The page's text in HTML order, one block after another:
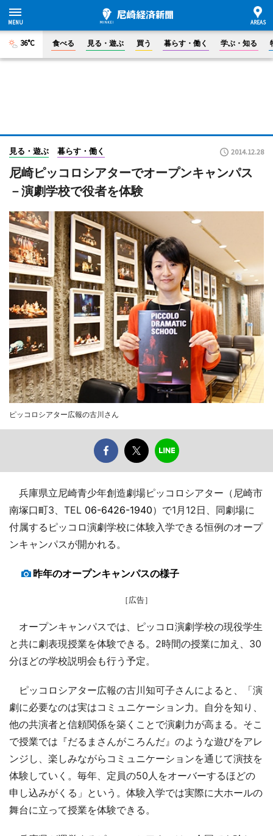
36°C 食べる 見る・遊ぶ 買う 暮らす・働く 学ぶ・知る
見る・遊ぶ 暮らす・働く 2014.12.28
尼崎ピッコロシアターでオープンキャンパス
－演劇学校で役者を体験
ピッコロシアター広報の古川さん
兵庫県立尼崎青少年創造劇場ピッコロシアター（尼崎市
南塚口町3、TEL 06-6426-1940）で1月12日、同劇場に
付属するピッコロ演劇学校に体験入学できる恒例のオープ
ンキャンパスが開かれる。
昨年のオープンキャンパスの様子
［広告］
オープンキャンパスでは、ピッコロ演劇学校の現役学生
と共に劇表現授業を体験できる。2時間の授業に加え、30
分ほどの学校説明会も行う予定。
ピッコロシアター広報の古川知可子さんによると、「演
劇に必要なのは実はコミュニケーション力。自分を知り、
他の共演者と信頼関係を築くことで演劇力が高まる。そこ
で授業では『だるまさんがころんだ』のような遊びをアレ
ンジし、楽しみながらコミュニケーションを通じて演技を
体験していく。毎年、定員の50人をオーバーするほどの
申し込みがくる」という。体験入学では実際に大ホールの
舞台に立って授業を体験できる。